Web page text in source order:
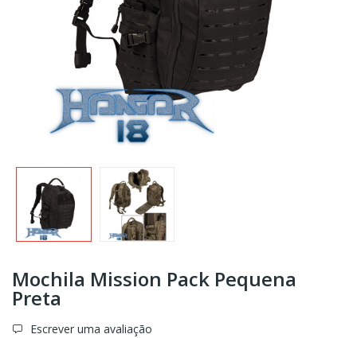
Mochila Mission Pack Pequena
Preta
Escrever uma avaliação